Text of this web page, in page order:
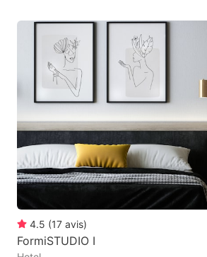
4.5 (17 avis)
FormiSTUDIO I